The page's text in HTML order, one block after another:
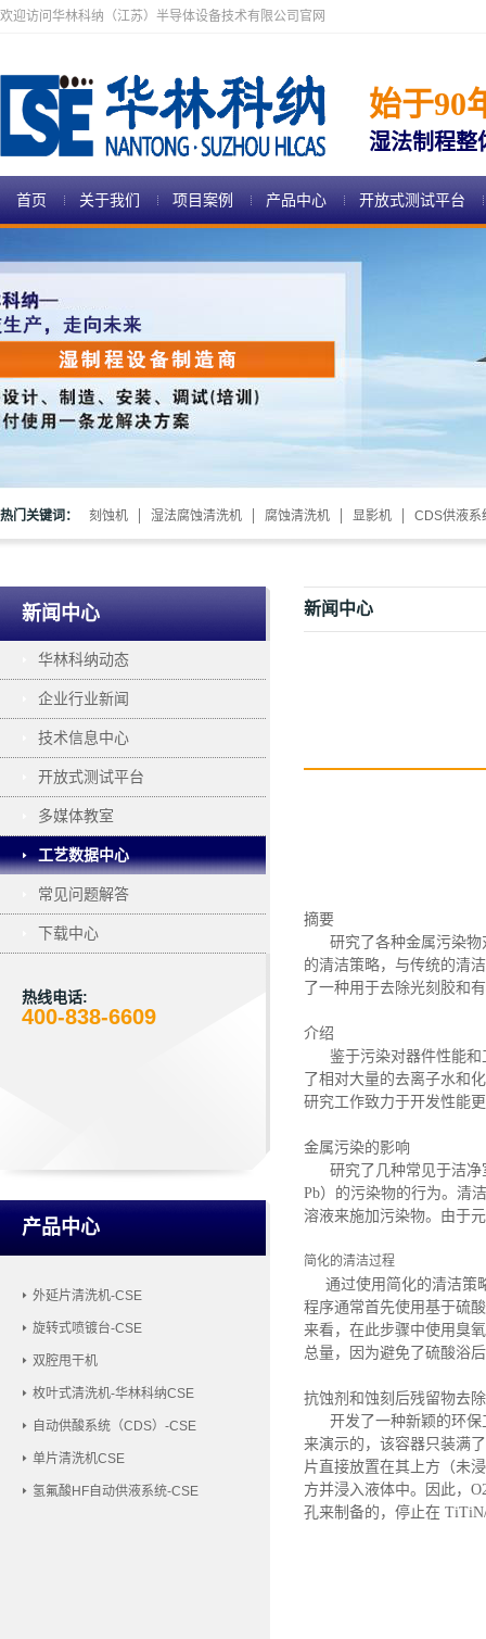
欢迎访问华林科纳（江苏）半导体设备技术有限公司官网
始于90
湿法制程整
首页 关于我们 项目案例 产品中心 开放式测试平台
热门关键词： 刻蚀机 湿法腐蚀清洗机 腐蚀清洗机 显影机 CDS供液系
新闻中心
华林科纳动态
企业行业新闻
技术信息中心
开放式测试平台
多媒体教室
工艺数据中心
常见问题解答
下载中心
热线电话:
400-838-6609
产品中心
外延片清洗机-CSE
旋转式喷镀台-CSE
双腔甩干机
枚叶式清洗机-华林科纳CSE
自动供酸系统（CDS）-CSE
单片清洗机CSE
氢氟酸HF自动供液系统-CSE
新闻中心
摘要
研究了各种金属污染
的清洁策略，与传统的清
了一种用于去除光刻胶和
介绍
鉴于污染对器件性能和
了相对大量的去离子水和
研究工作致力于开发性能
金属污染的影响
研究了几种常见于洁净
Pb）的污染物的行为。清
溶液来施加污染物。由于
简化的清洁过程
通过使用简化的清洁策
程序通常首先使用基于硫
来看，在此步骤中使用臭
总量，因为避免了硫酸浴
抗蚀剂和蚀刻后残留物去除
开发了一种新颖的环保
来演示的，该容器只装满
片直接放置在其上方（未
方并浸入液体中。因此，
孔来制备的，停止在